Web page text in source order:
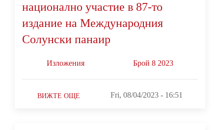
национално участие в 87-то
издание на Международния
Солунски панаир
Изложения Брой 8 2023
ВИЖТЕ ОЩЕ Fri, 08/04/2023 - 16:51